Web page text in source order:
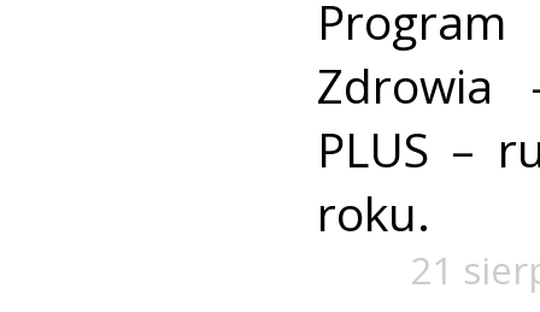
Zdrowia
PLUS –
roku.
21